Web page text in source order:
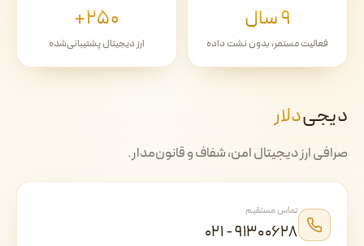
۹ سال
فعالیت مستمر، بدون نشت داده
۲۵۰+
ارز دیجیتال پشتیبانی‌شده
دیجی‌دلار
صرافی ارز دیجیتال امن، شفاف و قانون‌مدار.
تماس مستقیم
۰۲۱ - ۹۱۳۰۰۶۲۸